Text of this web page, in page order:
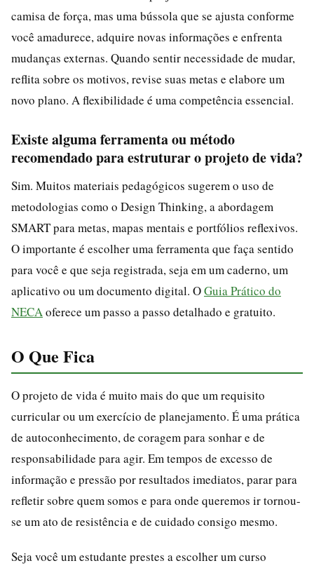
camisa de força, mas uma bússola que se ajusta conforme
você amadurece, adquire novas informações e enfrenta
mudanças externas. Quando sentir necessidade de mudar,
reflita sobre os motivos, revise suas metas e elabore um
novo plano. A flexibilidade é uma competência essencial.
Existe alguma ferramenta ou método
recomendado para estruturar o projeto de vida?
Sim. Muitos materiais pedagógicos sugerem o uso de
metodologias como o Design Thinking, a abordagem
SMART para metas, mapas mentais e portfólios reflexivos.
O importante é escolher uma ferramenta que faça sentido
para você e que seja registrada, seja em um caderno, um
aplicativo ou um documento digital. OGuia Prático do
NECA oferece um passo a passo detalhado e gratuito.
O Que Fica
O projeto de vida é muito mais do que um requisito
curricular ou um exercício de planejamento. É uma prática
de autoconhecimento, de coragem para sonhar e de
responsabilidade para agir. Em tempos de excesso de
informação e pressão por resultados imediatos, parar para
refletir sobre quem somos e para onde queremos ir tornou-
se um ato de resistência e de cuidado consigo mesmo.
Seja você um estudante prestes a escolher um curso